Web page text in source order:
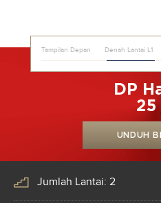
Tampilan Depan Denah Lantai L1
DP
25
UNDUH
Jumlah Lantai: 2